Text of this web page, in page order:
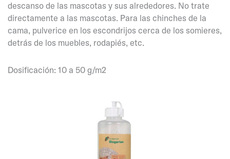
descanso de las mascotas y sus alrededores. No trate
directamente a las mascotas. Para las chinches de la
cama, pulverice en los escondrijos cerca de los somieres,
detrás de los muebles, rodapiés, etc.
Dosificación: 10 a 50 g/m2